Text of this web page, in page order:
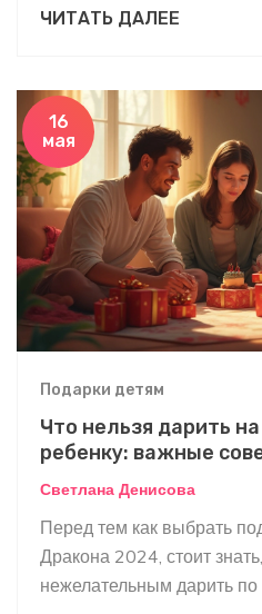
подарков, связанных с
из магазина могут
лучше обратить
опытом, лайфхаками и
действительно вызовет
именинника. Статья
вариантов, а подобрать
действительно удивит.
ЧИТАТЬ ДАЛЕЕ
16
мая
Подарки детям
Что нельзя дарить
ребенку: важные
Светлана Денисова
Перед тем как выбрать
Дракона 2024, стоит
нежелательным дарить